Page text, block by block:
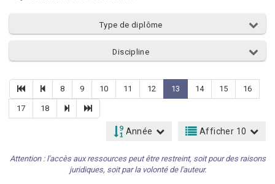
Type de diplôme
Discipline
8 9 10 11 12 13 14 15 16
17 18
Année Afficher 10
Attention : l'accès aux ressources peut être restreint, soit pour des raisons
juridiques, soit par la volonté de l'auteur.